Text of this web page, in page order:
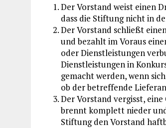
Der Vorstand weist einen
dass die Stiftung nicht in
Der Vorstand schließt
und bezahlt im Voraus
oder Dienstleistungen
Dienstleistungen in
gemacht werden, wenn
ob der betreffende
Der Vorstand vergisst, eine
brennt komplett nieder
Stiftung den Vorstand